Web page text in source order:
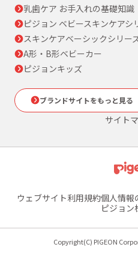
乳歯ケア お手入れの基礎知識
ピジョン ベビースキンケアシ
スキンケアベーシックシリー
A形・B形ベビーカー
ピジョンキッズ
ブランドサイトをもっと見る
サイト
ウェブサイト利用規約個人情報
ピジョン
Copyright(C) PIGEON